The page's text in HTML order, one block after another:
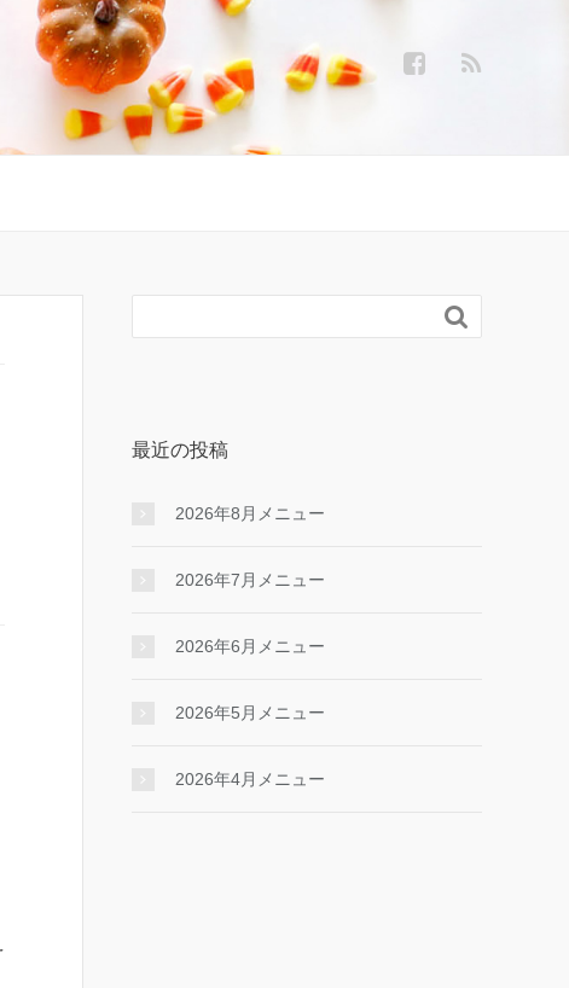

最近の投稿
2026年8月メニュー
2026年7月メニュー
2026年6月メニュー
2026年5月メニュー
2026年4月メニュー